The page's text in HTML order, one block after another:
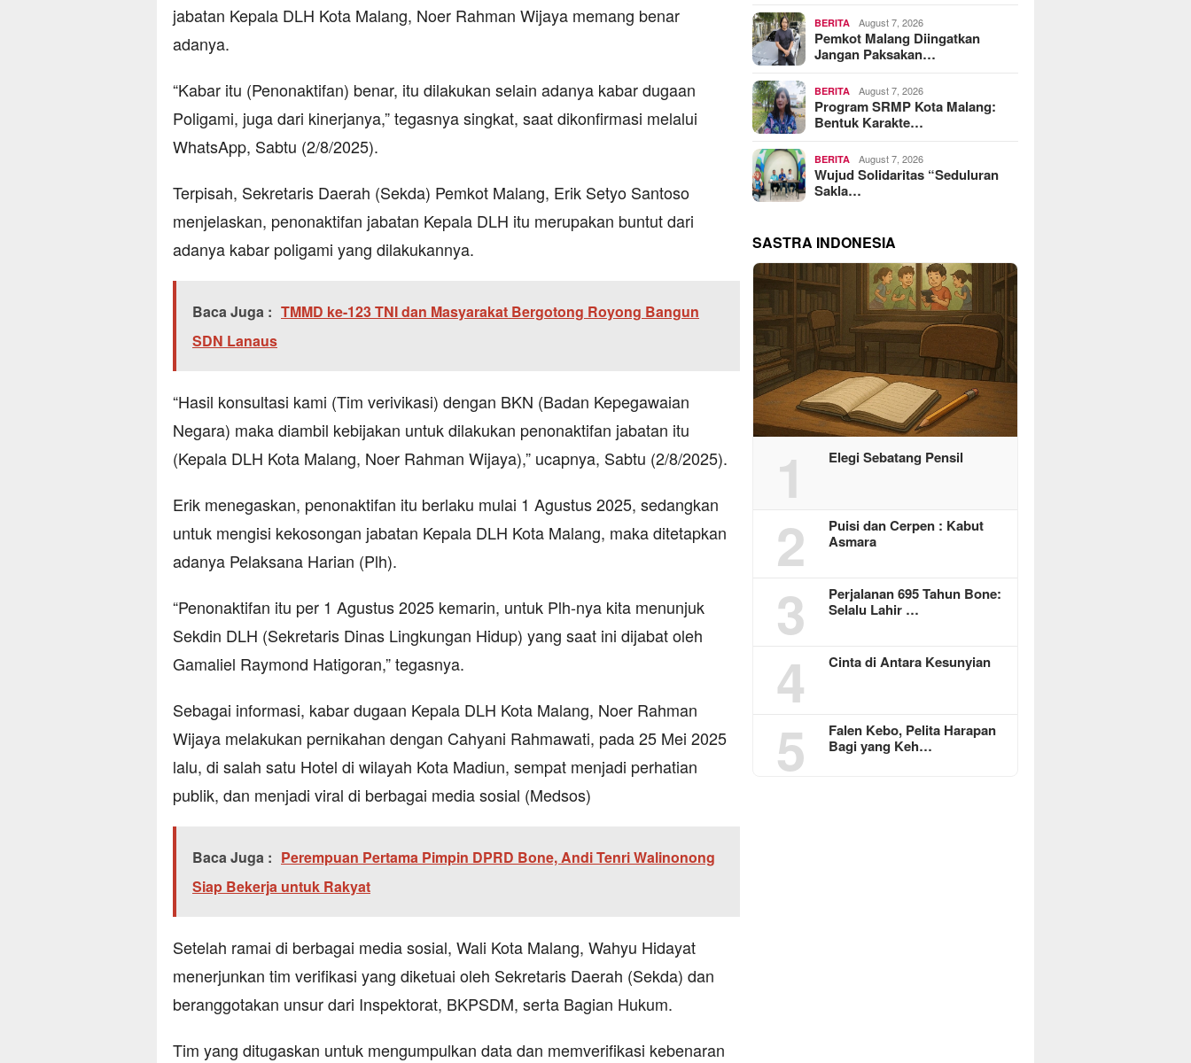
jabatan Kepala DLH Kota Malang, Noer Rahman Wijaya memang benar
adanya.
“Kabar itu (Penonaktifan) benar, itu dilakukan selain adanya kabar dugaan
Poligami, juga dari kinerjanya,” tegasnya singkat, saat dikonfirmasi melalui
WhatsApp, Sabtu (2/8/2025).
Terpisah, Sekretaris Daerah (Sekda) Pemkot Malang, Erik Setyo Santoso
menjelaskan, penonaktifan jabatan Kepala DLH itu merupakan buntut dari
adanya kabar poligami yang dilakukannya.
Baca Juga : TMMD ke-123 TNI dan Masyarakat Bergotong Royong Bangun
SDN Lanaus
“Hasil konsultasi kami (Tim verivikasi) dengan BKN (Badan Kepegawaian
Negara) maka diambil kebijakan untuk dilakukan penonaktifan jabatan itu
(Kepala DLH Kota Malang, Noer Rahman Wijaya),” ucapnya, Sabtu (2/8/2025).
Erik menegaskan, penonaktifan itu berlaku mulai 1 Agustus 2025, sedangkan
untuk mengisi kekosongan jabatan Kepala DLH Kota Malang, maka ditetapkan
adanya Pelaksana Harian (Plh).
“Penonaktifan itu per 1 Agustus 2025 kemarin, untuk Plh-nya kita menunjuk
Sekdin DLH (Sekretaris Dinas Lingkungan Hidup) yang saat ini dijabat oleh
Gamaliel Raymond Hatigoran,” tegasnya.
Sebagai informasi, kabar dugaan Kepala DLH Kota Malang, Noer Rahman
Wijaya melakukan pernikahan dengan Cahyani Rahmawati, pada 25 Mei 2025
lalu, di salah satu Hotel di wilayah Kota Madiun, sempat menjadi perhatian
publik, dan menjadi viral di berbagai media sosial (Medsos)
Baca Juga : Perempuan Pertama Pimpin DPRD Bone, Andi Tenri Walinonong
Siap Bekerja untuk Rakyat
Setelah ramai di berbagai media sosial, Wali Kota Malang, Wahyu Hidayat
menerjunkan tim verifikasi yang diketuai oleh Sekretaris Daerah (Sekda) dan
beranggotakan unsur dari Inspektorat, BKPSDM, serta Bagian Hukum.
Tim yang ditugaskan untuk mengumpulkan data dan memverifikasi kebenaran
BERITA August 7, 2026
Pemkot Malang Diingatkan
Jangan Paksakan…
BERITA August 7, 2026
Program SRMP Kota Malang:
Bentuk Karakte…
BERITA August 7, 2026
Wujud Solidaritas “Seduluran
Sakla…
SASTRA INDONESIA
1 Elegi Sebatang Pensil
2
Puisi dan Cerpen : Kabut
Asmara
3
Perjalanan 695 Tahun Bone:
Selalu Lahir …
4 Cinta di Antara Kesunyian
5
Falen Kebo, Pelita Harapan
Bagi yang Keh…